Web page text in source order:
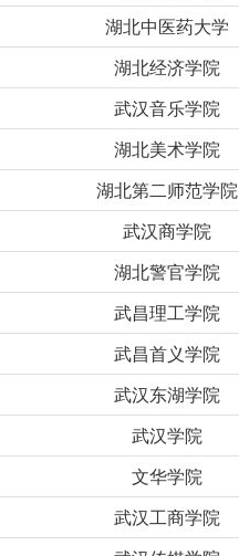
湖北中医药大学
湖北经济学院
武汉音乐学院
湖北美术学院
湖北第二师范学院
武汉商学院
湖北警官学院
武昌理工学院
武昌首义学院
武汉东湖学院
武汉学院
文华学院
武汉工商学院